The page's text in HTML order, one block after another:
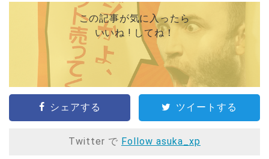
この記事が気に入ったら
いいね ! してね！
シェアする ツイートする
Twitter で Follow asuka_xp